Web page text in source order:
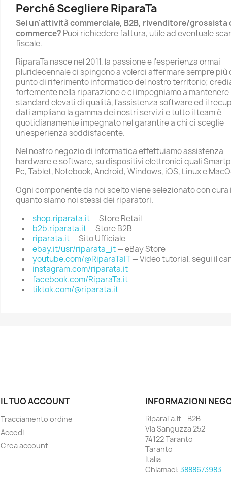
Perché Scegliere RiparaTa
Sei un'attività commerciale, B2B, rivenditore/grossista
commerce? Puoi richiedere fattura, utile ad eventuale
fiscale.
RiparaTa nasce nel 2011, la passione e l'esperienza ormai
pluridecennale ci spingono a volerci affermare sempre più
punto di riferimento informatico del nostro territorio;
fortemente nella riparazione e ci impegniamo a mantenere
standard elevati di qualità, l'assistenza software ed il
dati ampliano la gamma dei nostri servizi e tutto il team è
quotidianamente impegnato nel garantire a chi ci sceglie
un'esperienza soddisfacente.
Nel nostro negozio di informatica effettuiamo assistenza
hardware e software, su dispositivi elettronici quali
Pc, Tablet, Notebook, Android, Windows, iOS, Linux e
Ogni componente da noi scelto viene selezionato con cura
quanto siamo noi stessi dei riparatori.
shop.riparata.it— Store Retail
b2b.riparata.it— Store B2B
riparata.it— Sito Ufficiale
ebay.it/usr/riparata_it— eBay Store
youtube.com/@RiparaTaIT— Video tutorial, segui il
instagram.com/riparata.it
facebook.com/RiparaTa.it
tiktok.com/@riparata.it
IL TUO ACCOUNT
Tracciamento ordine
Accedi
Crea account
INFORMAZIONI
RiparaTa.it - B2B
Via Sanguzza 252
74122 Taranto
Taranto
Italia
Chiamaci: 3888673983